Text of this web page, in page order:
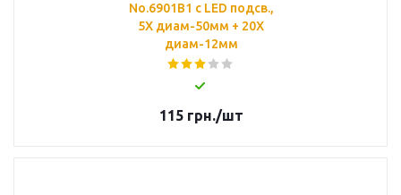
No.6901B1 с LED подсв.,
5Х диам-50мм + 20Х
диам-12мм
115грн./шт